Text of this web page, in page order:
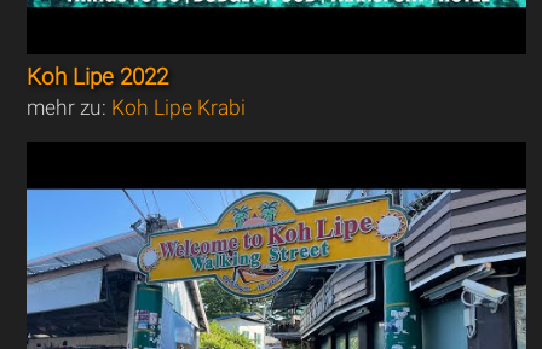
Koh Lipe 2022
mehr zu: Koh Lipe Krabi